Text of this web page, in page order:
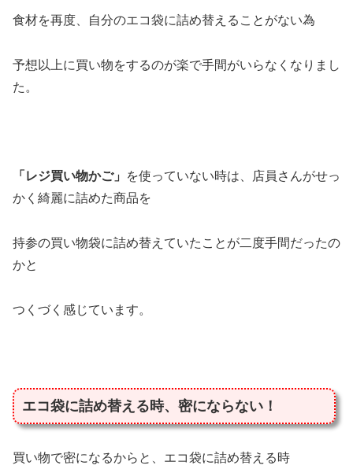
食材を再度、自分のエコ袋に詰め替えることがない為
予想以上に買い物をするのが楽で手間がいらなくなりまし
た。
「レジ買い物かご」
を使っていない時は、店員さんがせっ
かく綺麗に詰めた商品を
持参の買い物袋に詰め替えていたことが二度手間だったの
かと
つくづく感じています。
エコ袋に詰め替える時、密にならない！
買い物で密になるからと、エコ袋に詰め替える時